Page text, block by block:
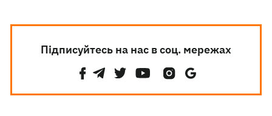
Підписуйтесь на нас в соц. мережах